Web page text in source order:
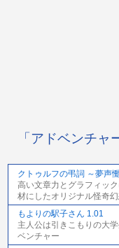
「アドベンチ
クトゥルフの弔詞 ～夢声
高い文章力とグラフィッ
材にしたオリジナル怪奇
もよりの駅子さん 1.01
主人公は引きこもりの大
ベンチャー